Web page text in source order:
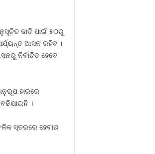
ଜାତି ପାଇଁ ୫୦ରୁ
ଆସନ ରହିବ ।
ନିର୍ବାଚିତ ହେବେ
ହାରରେ
।
ସ୍ତରରେ ହେବାର